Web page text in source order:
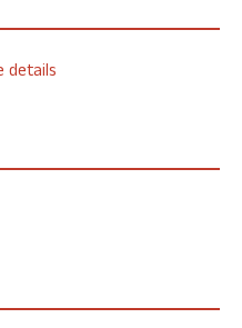
details